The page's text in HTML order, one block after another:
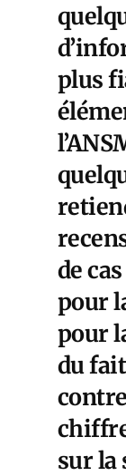
plus
de
pour
pour
du
sur la